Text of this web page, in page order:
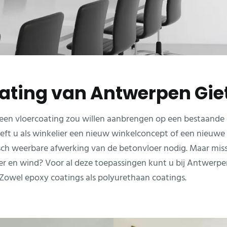
van Antwerpen
vloercoating zou willen aanbrengen op een
u als winkelier een nieuw winkelconcept of een
weerbare afwerking van de betonvloer nodig. Maar
wind? Voor al deze toepassingen kunt u bij
epoxy coatings als polyurethaan coatings.